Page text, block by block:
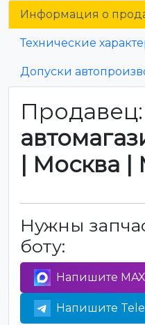
Информация о
Технические
Допуски
Продавец:
| Москва |
Нужны
боту:
Напишите
Напишите